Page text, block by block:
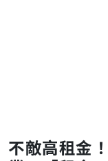
不敵高租金